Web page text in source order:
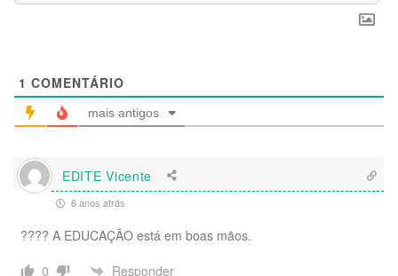
1 COMENTÁRIO
mais antigos
EDITE Vicente
6 anos atrás
???? A EDUCAÇÃO está em boas mãos.
0
Responder